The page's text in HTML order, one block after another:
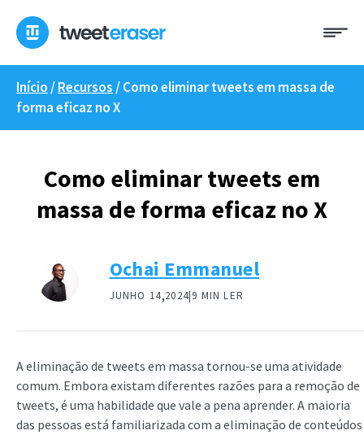
para
conteúdo
Início /Recursos /Como eliminar tweets em massa de
forma eficaz no X
Como eliminar tweets em
massa de forma eficaz no X
Ochai Emmanuel
JUNHO 14,2024|9 MIN LER
A eliminação de tweets em massa tornou-se uma atividade
comum. Embora existam diferentes razões para a remoção de
tweets, é uma habilidade que vale a pena aprender. A maioria
das pessoas está familiarizada com a eliminação de conteúdos